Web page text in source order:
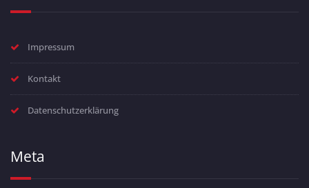
Impressum
Kontakt
Datenschutzerklärung
Meta